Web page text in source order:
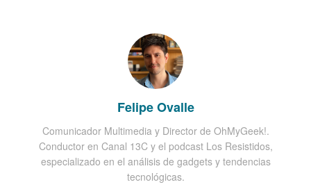
Felipe Ovalle
Comunicador Multimedia y Director de OhMyGeek!.
Conductor en Canal 13C y el podcast Los Resistidos,
especializado en el análisis de gadgets y tendencias
tecnológicas.